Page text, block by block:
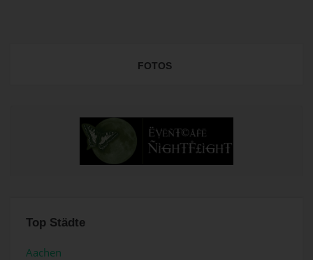
FOTOS
Top Städte
Aachen